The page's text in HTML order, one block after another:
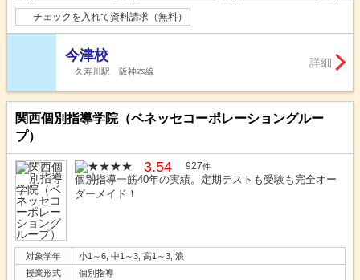
チェックを入れて資料請求（無料）
今津校
久寿川駅 阪神本線
詳細
関西個別指導学院（ベネッセコーポレーショングルー
プ）
3.54 927件
個別指導一筋40年の実績。定期テストも受験も完全オー
ダーメイド！
対象学年
小1～6, 中1～3, 高1～3, 浪
授業形式
個別指導